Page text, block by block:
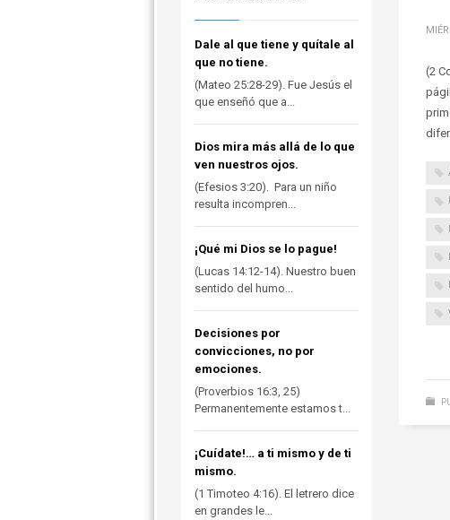
(2
Dale al que tiene y quítale al
que no tiene.
(Mateo 25:28-29). Fue Jesús el
que enseñó que a...
Dios mira más allá de lo que
ven nuestros ojos.
(Efesios 3:20). Para un niño
resulta incompren...
¡Qué mi Dios se lo pague!
(Lucas 14:12-14). Nuestro buen
sentido del humo...
Decisiones por
convicciones, no por
emociones.
(Proverbios 16:3, 25)
Permanentemente estamos t...
¡Cuídate!… a ti mismo y de ti
mismo.
(1 Timoteo 4:16). El letrero dice
en grandes le...